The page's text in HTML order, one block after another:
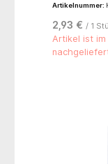
Artikelnummer:
2,93 € / 1
Artikel ist im